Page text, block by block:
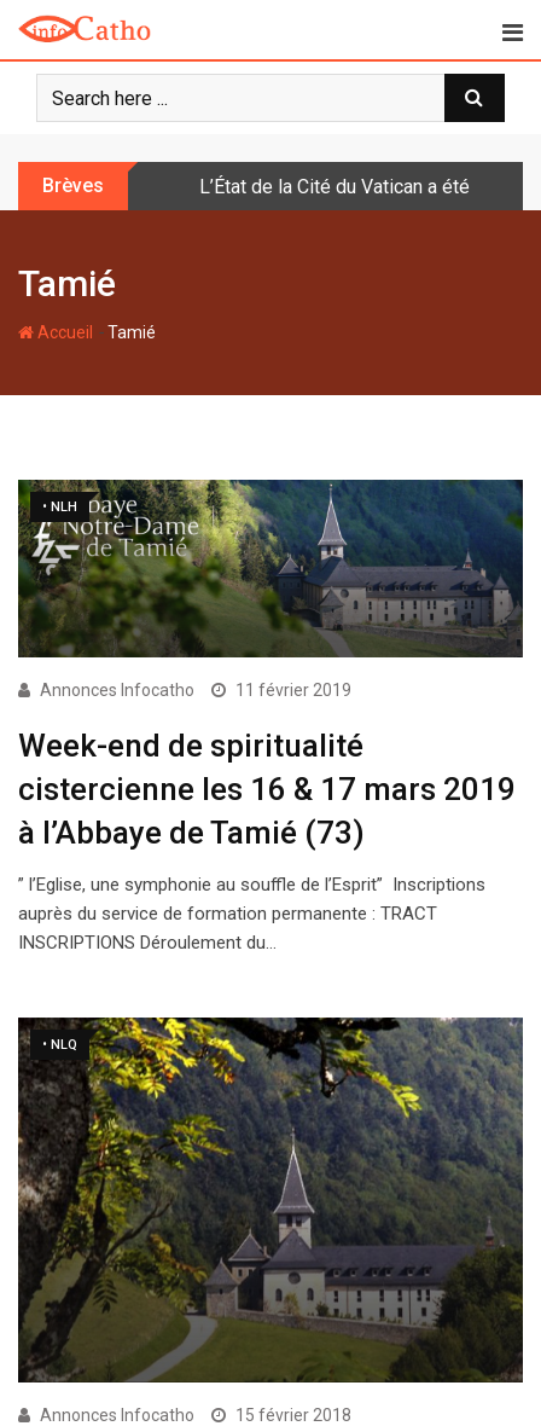
o
Brèves L’État de la Cité du Vatican a été doté
Tamié
Accueil -Tamié
• NLH
Annonces Infocatho 11 février 2019
Week-end de spiritualité
cistercienne les 16 & 17 mars 2019
à l’Abbaye de Tamié (73)
” l’Eglise, une symphonie au souffle de l’Esprit” Inscriptions
auprès du service de formation permanente : TRACT
INSCRIPTIONS Déroulement du…
• NLQ
Annonces Infocatho 15 février 2018